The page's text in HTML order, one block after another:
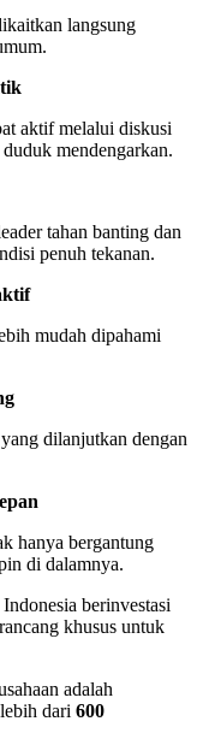
langsung
aktif melalui diskusi
mendengarkan.
tahan banting dan
penuh tekanan.
mudah dipahami
dilanjutkan dengan
hanya bergantung
di dalamnya.
berinvestasi
khusus untuk
adalah
dari 600